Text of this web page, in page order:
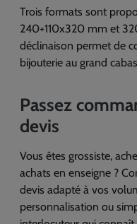
Trois formats sont
240+110x320 mm et
déclinaison permet de
bijouterie au grand
Passez
devis
Vous êtes grossiste,
achats en enseigne ?
devis adapté à vos
personnalisation ou